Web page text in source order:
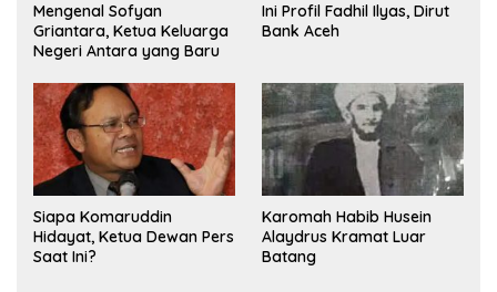
Mengenal Sofyan
Griantara, Ketua Keluarga
Negeri Antara yang Baru
Ini Profil Fadhil Ilyas, Dirut
Bank Aceh
Siapa Komaruddin
Hidayat, Ketua Dewan Pers
Saat Ini?
Karomah Habib Husein
Alaydrus Kramat Luar
Batang